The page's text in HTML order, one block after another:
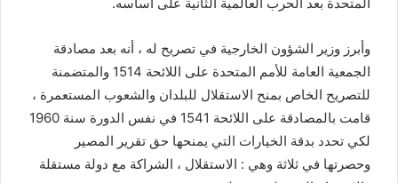
m
المتحدة بعد الحرب العالمية الثانية على أساسه.
وأبرز وزير الشؤون الخارجية في تصريح له ، أنه بعد مصادقة
الجمعية العامة للأمم المتحدة على اللائحة 1514 والمتضمنة
للتصريح الخاص بمنح الاستقلال للبلدان والشعوب المستعمرة ،
قامت بالمصادقة على اللائحة 1541 في نفس الدورة سنة 1960
لكي تحدد بدقة الخيارات التي يمنحها حق تقرير المصير
وحصرتها في ثلاثة وهي : الاستقلال ، الشراكة مع دولة مستقلة